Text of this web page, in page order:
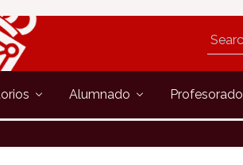
Alumnado Profesorado